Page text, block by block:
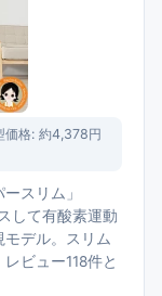
価格: 約4,378円
スリム」
して有酸素運動
モデル。スリム
ビュー118件と